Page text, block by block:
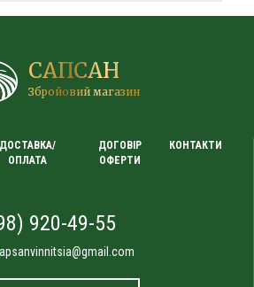
САПСАН
Збройовий магазин
ДОСТАВКА/
ОПЛАТА
ДОГОВІР
ОФЕРТИ
КОНТАКТИ
920-49-55